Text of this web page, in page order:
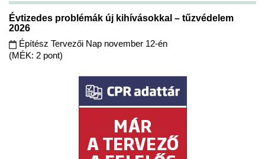
Évtizedes problémák új kihívásokkal – tűzvédelem
2026
Építész Tervezői Nap november 12-én
(MÉK: 2 pont)